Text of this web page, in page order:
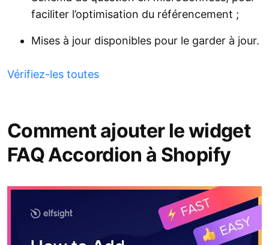
faciliter l’optimisation du référencement ;
Mises à jour disponibles pour le garder à jour.
Vérifiez-les toutes
Comment ajouter le widget
FAQ Accordion à Shopify